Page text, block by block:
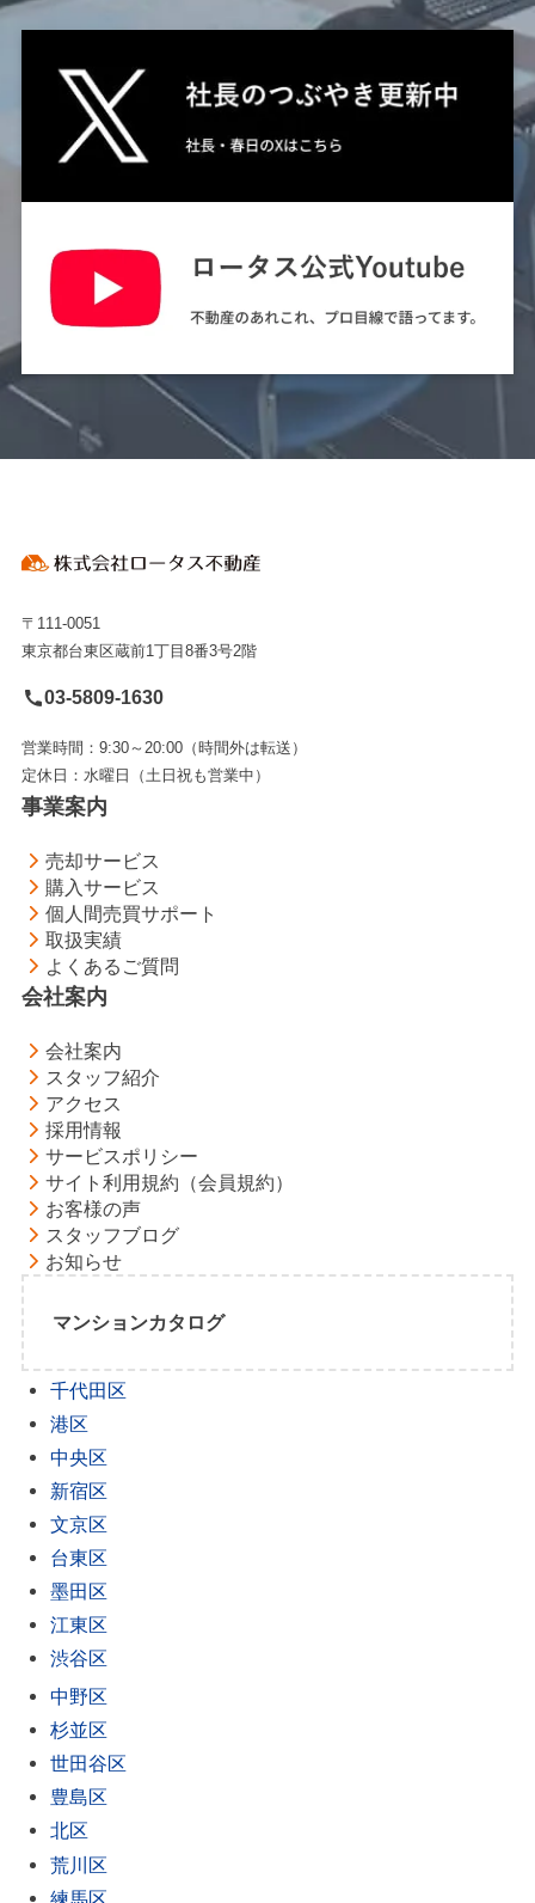
〒111-0051
東京都台東区蔵前1丁目8番3号2階
03-5809-1630
営業時間：9:30～20:00（時間外は転送）
定休日：水曜日（土日祝も営業中）
事業案内
売却サービス
購入サービス
個人間売買サポート
取扱実績
よくあるご質問
会社案内
会社案内
スタッフ紹介
アクセス
採用情報
サービスポリシー
サイト利用規約（会員規約）
お客様の声
スタッフブログ
お知らせ
マンションカタログ
千代田区
港区
中央区
新宿区
文京区
台東区
墨田区
江東区
渋谷区
中野区
杉並区
世田谷区
豊島区
北区
荒川区
練馬区